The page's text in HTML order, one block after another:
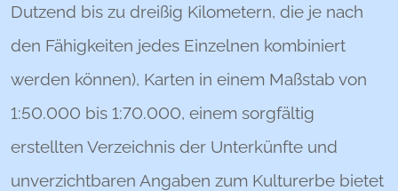
Dutzend bis zu dreißig Kilometern, die je nach
den Fähigkeiten jedes Einzelnen kombiniert
werden können), Karten in einem Maßstab von
1:50.000 bis 1:70.000, einem sorgfältig
erstellten Verzeichnis der Unterkünfte und
unverzichtbaren Angaben zum Kulturerbe bietet